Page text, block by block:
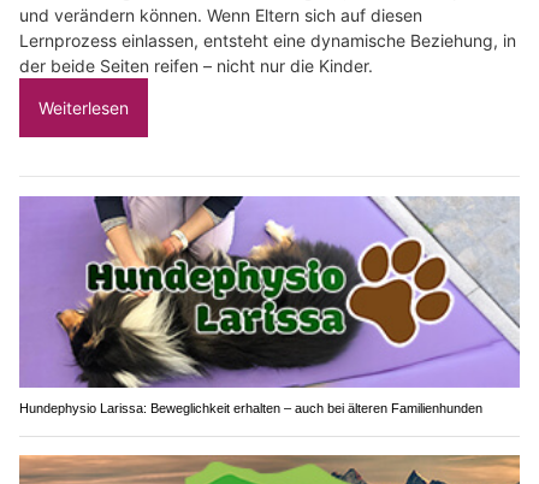
und verändern können. Wenn Eltern sich auf diesen
Lernprozess einlassen, entsteht eine dynamische Beziehung, in
der beide Seiten reifen – nicht nur die Kinder.
Weiterlesen
Hundephysio Larissa: Beweglichkeit erhalten – auch bei älteren Familienhunden